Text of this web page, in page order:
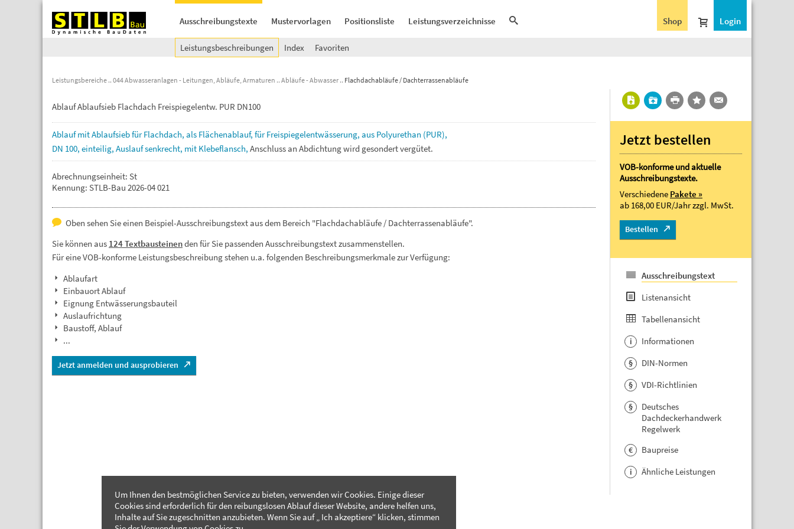
Ausschreibungstexte Mustervorlagen Positionsliste Leistungsverzeichnisse Login
Shop
Leistungsbeschreibungen Index Favoriten
Leistungsbereiche 044 Abwasseranlagen - Leitungen, Abläufe, Armaturen Abläufe - Abwasser Flachdachabläufe / Dachterrassenabläufe
Ablauf Ablaufsieb Flachdach Freispiegelentw. PUR DN100
AblaufmitAblaufsiebfürFlachdach, als Flächenablauf, fürFreispiegelentwässerung, aus Polyurethan (PUR),
DN 100, einteilig, Auslaufsenkrecht, mit Klebeflansch, Anschlussan Abdichtungwird gesondertvergütet.
Abrechnungseinheit: St
Kennung: STLB-Bau 2026-04 021
Oben sehen Sie einen Beispiel-Ausschreibungstext aus dem Bereich "Flachdachabläufe / Dachterrassenabläufe".
Sie können aus 124 Textbausteinenden für Sie passenden Ausschreibungstext zusammenstellen.
Für eine VOB-konforme Leistungsbeschreibung stehen u.a. folgenden Beschreibungsmerkmale zur Verfügung:
Ablaufart
Einbauort Ablauf
Eignung Entwässerungsbauteil
Auslaufrichtung
Baustoff, Ablauf
...
Jetzt anmelden und ausprobieren
Jetzt bestellen
VOB-konforme und aktuelle
Ausschreibungstexte.
Verschiedene Pakete »
ab 168,00 EUR/Jahrzzgl. MwSt.
Bestellen
Ausschreibungstext
Listenansicht
Tabellenansicht
i Informationen
§ DIN-Normen
§ VDI-Richtlinien
§
Deutsches
Dachdeckerhandwerk
Regelwerk
€ Baupreise
i Ähnliche Leistungen
Um Ihnen den bestmöglichen Service zu bieten, verwenden wir Cookies. Einige dieser
Cookies sind erforderlich für den reibungslosen Ablauf dieser Website, andere helfen uns,
Inhalte auf Sie zugeschnitten anzubieten. Wenn Sie auf „ Ich akzeptiere“ klicken, stimmen